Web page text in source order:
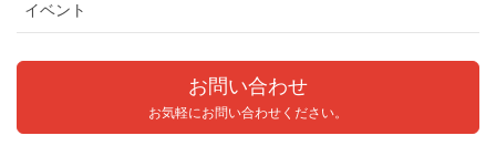
イベント
お問い合わせ
お気軽にお問い合わせください。